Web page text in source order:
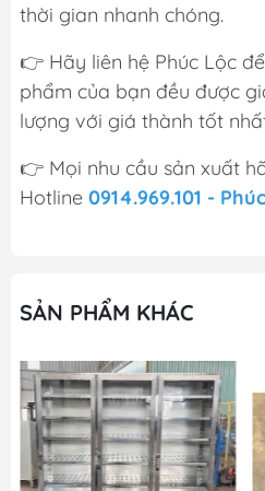
thời gian nhanh chóng.
👉 Hãy liên hệ Phúc Lộc
phẩm của bạn đều được
lượng với giá thành tốt
👉 Mọi nhu cầu sản xuất
Hotline 0914.969.101 -
SẢN PHẨM KHÁC